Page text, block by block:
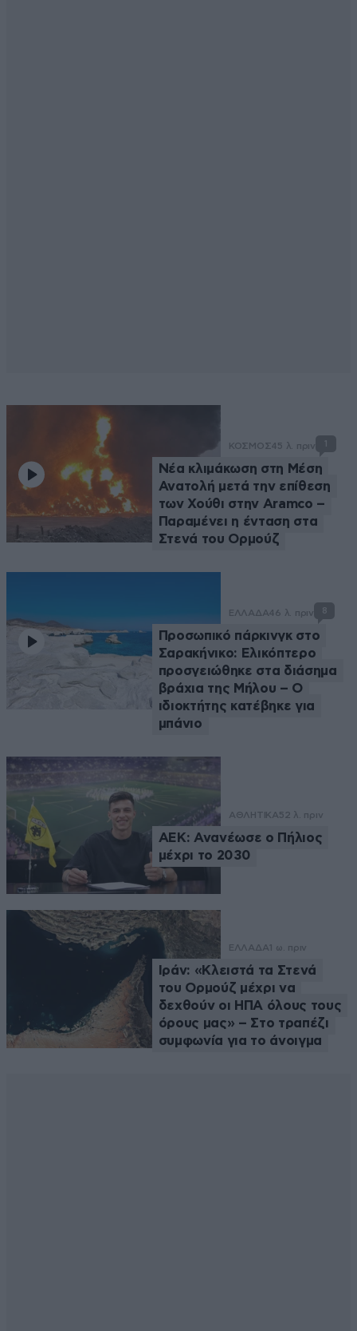
ΚΟΣΜΟΣ45 λ. πριν 1
Νέα κλιμάκωση στη Μέση
Ανατολή μετά την επίθεση
των Χούθι στην Aramco –
Παραμένει η ένταση στα
Στενά του Ορμούζ
ΕΛΛΑΔΑ46 λ. πριν 8
Προσωπικό πάρκινγκ στο
Σαρακήνικο: Ελικόπτερο
προσγειώθηκε στα διάσημα
βράχια της Μήλου – Ο
ιδιοκτήτης κατέβηκε για
μπάνιο
ΑΘΛΗΤΙΚΑ52 λ. πριν
ΑΕΚ: Ανανέωσε ο Πήλιος
μέχρι το 2030
ΕΛΛΑΔΑ 1 ω. πριν
Ιράν: «Κλειστά τα Στενά
του Ορμούζ μέχρι να
δεχθούν οι ΗΠΑ όλους τους
όρους μας» – Στο τραπέζι
συμφωνία για το άνοιγμα